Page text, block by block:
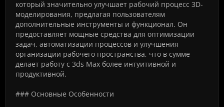
который значительно улучшает рабочий процесс 3D-
моделирования, предлагая пользователям
дополнительные инструменты и функционал. Он
предоставляет мощные средства для оптимизации
задач, автоматизации процессов и улучшения
организации рабочего пространства, что в сумме
делает работу с 3ds Max более интуитивной и
продуктивной.
### Основные Особенности